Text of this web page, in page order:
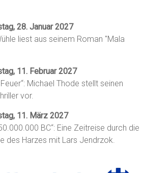
28. Januar 2027
liest aus seinem Roman "Mala
11. Februar 2027
Michael Thode stellt seinen
vor.
11. März 2027
BC“: Eine Zeitreise durch die
des Harzes mit Lars Jendrzok.